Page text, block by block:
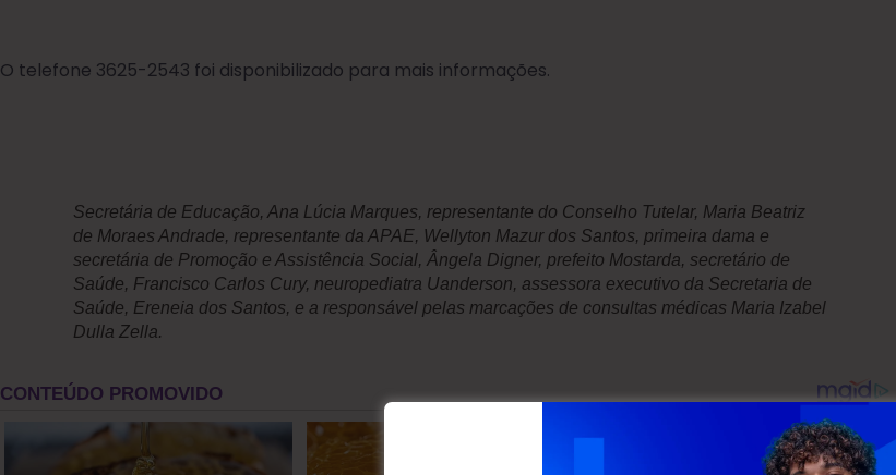
O telefone 3625-2543 foi disponibilizado para mais informações.
Secretária de Educação, Ana Lúcia Marques, representante do Conselho Tutelar, Maria Beatriz
de Moraes Andrade, representante da APAE, Wellyton Mazur dos Santos, primeira dama e
secretária de Promoção e Assistência Social, Ângela Digner, prefeito Mostarda, secretário de
Saúde, Francisco Carlos Cury, neuropediatra Uanderson, assessora executivo da Secretaria de
Saúde, Ereneia dos Santos, e a responsável pelas marcações de consultas médicas Maria Izabel
Dulla Zella.